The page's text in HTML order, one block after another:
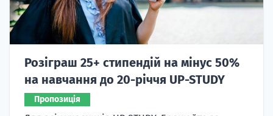
Розіграш 25+ стипендій на мінус 50%
на навчання до 20-річчя UP-STUDY
Пропозиція